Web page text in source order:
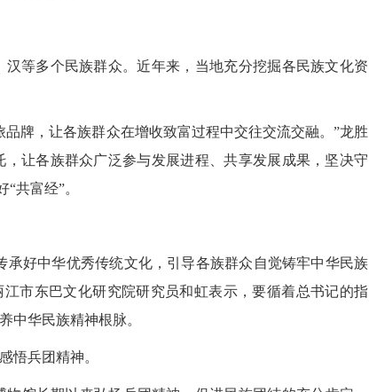
多个民族群众。近年来，当地充分挖掘各民族文化资
，让各族群众在增收致富过程中交往交流交融。”龙胜
让各族群众广泛参与发展进程、共享发展成果，坚决守
共富经”。
好中华优秀传统文化，引导各族群众自觉铸牢中华民族
市东巴文化研究院研究员和虹表示，要循着总书记的指
中华民族精神根脉。
兵团精神。